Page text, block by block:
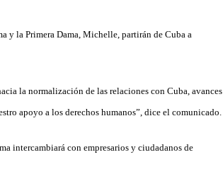
y la Primera Dama, Michelle, partirán de Cuba a
la normalización de las relaciones con Cuba, avances
apoyo a los derechos humanos”, dice el comunicado.
intercambiará con empresarios y ciudadanos de